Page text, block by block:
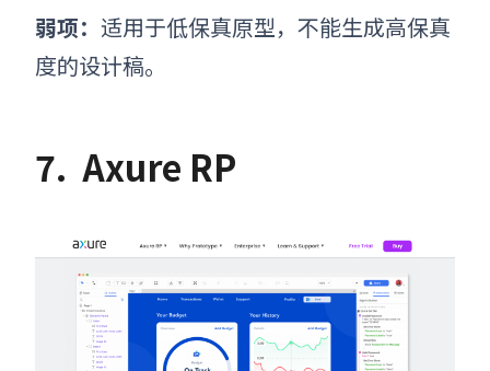
弱项： 适用于低保真原型，不能生成高保真
度的设计稿。
7. Axure RP